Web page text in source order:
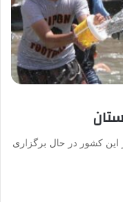
این کشور در حال برگزاری